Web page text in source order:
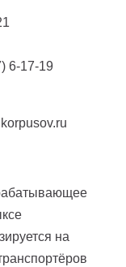
6-17-19
на